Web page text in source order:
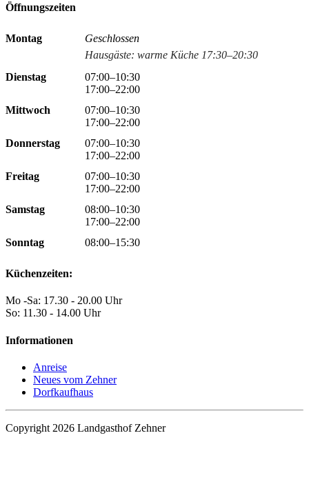
Öffnungszeiten
Montag
Geschlossen
Hausgäste: warme Küche 17:30–20:30
Dienstag
07:00–10:30
17:00–22:00
Mittwoch
07:00–10:30
17:00–22:00
Donnerstag
07:00–10:30
17:00–22:00
Freitag
07:00–10:30
17:00–22:00
Samstag
08:00–10:30
17:00–22:00
Sonntag
08:00–15:30
Küchenzeiten:
Mo -Sa: 17.30 - 20.00 Uhr
So: 11.30 - 14.00 Uhr
Informationen
Anreise
Neues vom Zehner
Dorfkaufhaus
Copyright 2026 Landgasthof Zehner